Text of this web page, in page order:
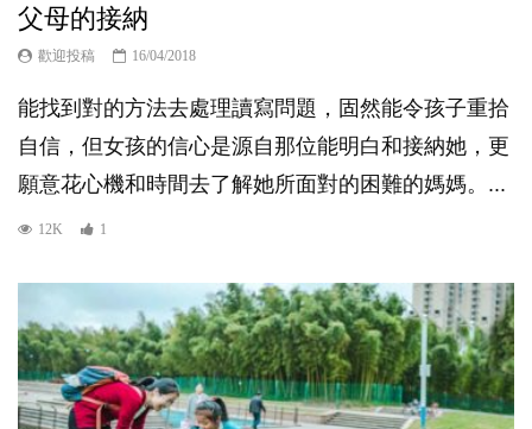
父母的接納
歡迎投稿 16/04/2018
能找到對的方法去處理讀寫問題，固然能令孩子重拾
自信，但女孩的信心是源自那位能明白和接納她，更
願意花心機和時間去了解她所面對的困難的媽媽。...
12K 1